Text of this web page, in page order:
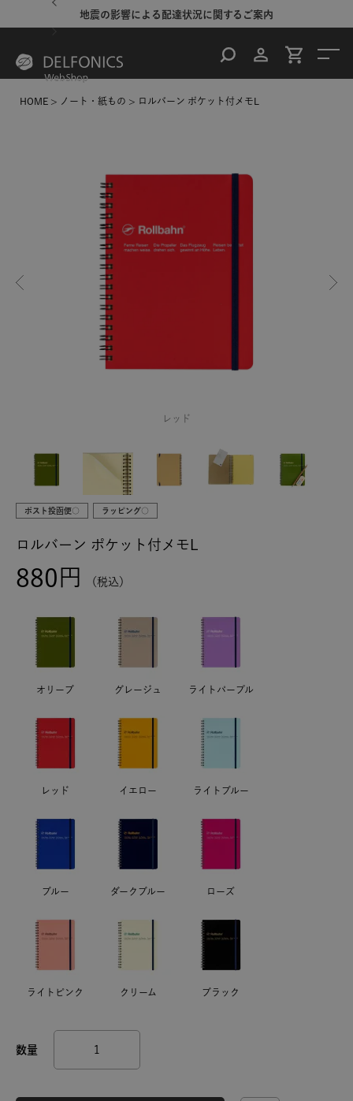
地震の影響による配達状況に関するご案内
HOME ノート・紙もの ロルバーン ポケット付メモL
レッド
ポスト投函便○ ラッピング○
ロルバーン ポケット付メモL
880 税込
オリーブ グレージュ ライトパープル
レッド イエロー ライトブルー
ブルー ダークブルー ローズ
ライトピンク クリーム ブラック